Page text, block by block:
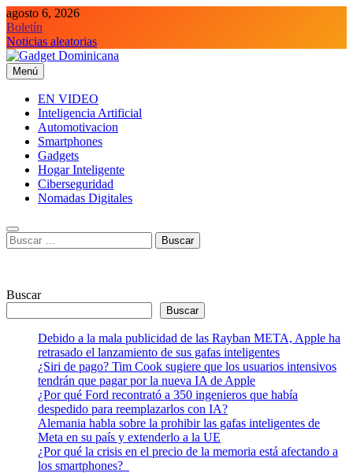
Saltar
al
contenido
agosto 6, 2026
Boletín
Noticias aleatorias
Gadget Dominicana
Gadgets y Tecnología de consumo
Menú
EN VIDEO
Inteligencia Artificial
Automotivacion
Smartphones
Gadgets
Hogar Inteligente
Ciberseguridad
Nomadas Digitales
Buscar:
Buscar
Buscar
Debido a la mala publicidad de las Rayban META, Apple ha
retrasado el lanzamiento de sus gafas inteligentes
¿Siri de pago? Tim Cook sugiere que los usuarios intensivos
tendrán que pagar por la nueva IA de Apple
¿Por qué Ford recontrató a 350 ingenieros que había
despedido para reemplazarlos con IA?
Alemania habla sobre la prohibir las gafas inteligentes de
Meta en su país y extenderlo a la UE
¿Por qué la crisis en el precio de la memoria está afectando a
los smartphones?